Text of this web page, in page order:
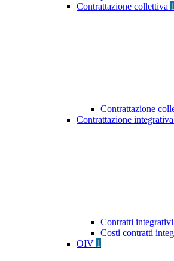
Contrattazione collettiva 1
Contrattazione
Contrattazione integrativa
Contratti integrativi
Costi contratti
OIV 1